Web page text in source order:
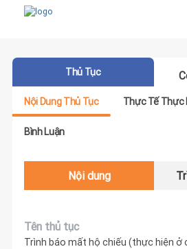
Thủ Tục
Nội Dung Thủ Tục Thực Tế Thực
Bình Luận
Nội dung
Tên thủ tục
Trình báo mất hộ chiếu (thực hiện ở